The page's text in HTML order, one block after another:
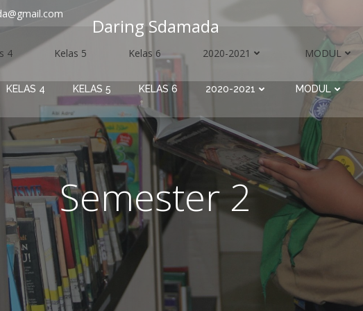
Daring Sdamada
4 Kelas 5 Kelas 6 2020-2021 MODUL
KELAS 4 KELAS 5 KELAS 6 2020-2021 MODUL
Semester 2